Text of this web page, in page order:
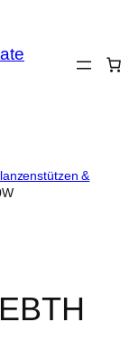
&